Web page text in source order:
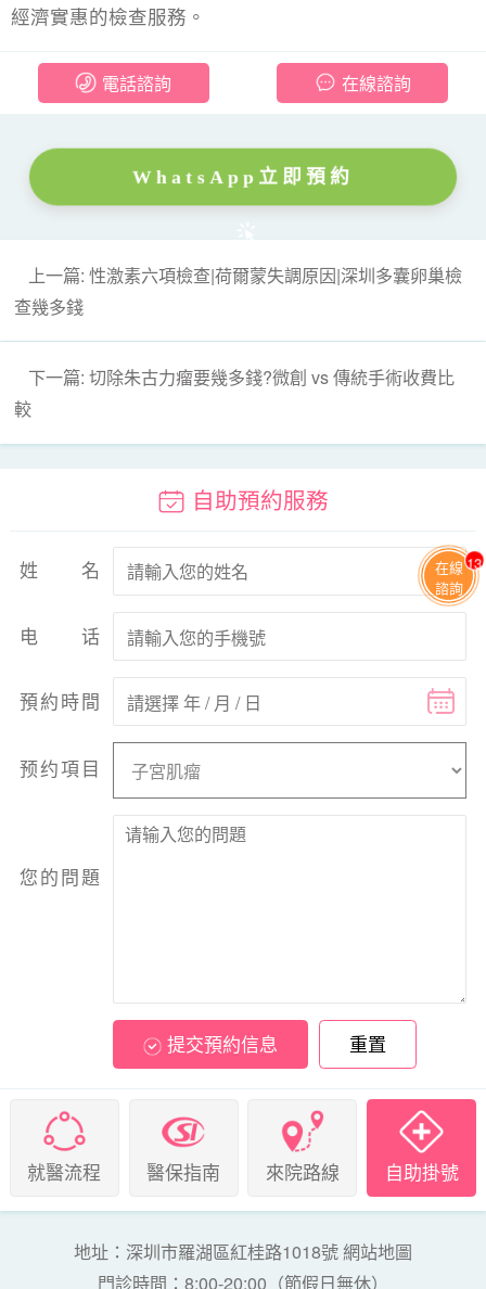
經濟實惠的檢查服務。
電話諮詢 在線諮詢
WhatsApp立即預約
上一篇: 性激素六項檢查|荷爾蒙失調原因|深圳多囊卵巢檢
查幾多錢
下一篇: 切除朱古力瘤要幾多錢?微創 vs 傳統手術收費比
較
自助預約服務
姓名
电话
預約時間
预约項目
您的問題
提交預約信息 重置
就醫流程 醫保指南 來院路線 自助掛號
地址：深圳市羅湖區紅桂路1018號網站地圖
門診時間：8:00-20:00（節假日無休）
在線
諮詢
13